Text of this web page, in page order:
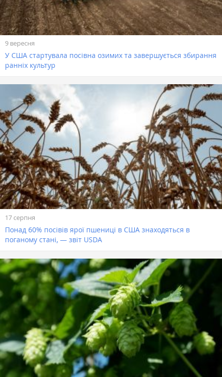
9 вересня
У США стартувала посівна озимих та завершується збирання
ранніх культур
17 серпня
Понад 60% посівів ярої пшениці в США знаходяться в
поганому стані, — звіт USDA